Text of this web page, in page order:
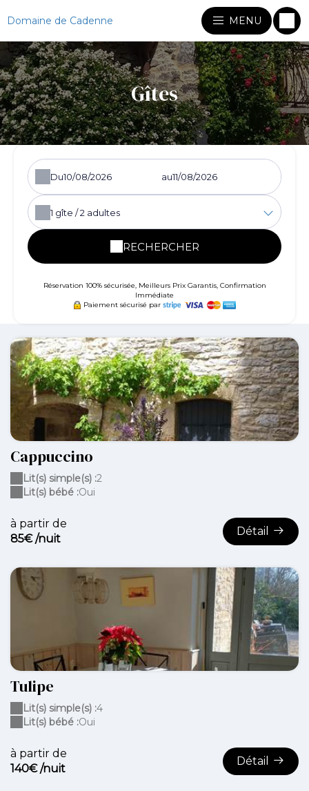
Domaine de Cadenne MENU
Gîtes
Du au
1 gîte /2 adultes
RECHERCHER
Réservation 100% sécurisée, Meilleurs Prix Garantis, Confirmation
Immédiate
Paiement sécurisé par
Cappuccino
à partir de
85€ /nuit
Détail
Lit(s) simple(s) :2
Lit(s) bébé :Oui
Tulipe
à partir de
140€ /nuit
Détail
Lit(s) simple(s) :4
Lit(s) bébé :Oui